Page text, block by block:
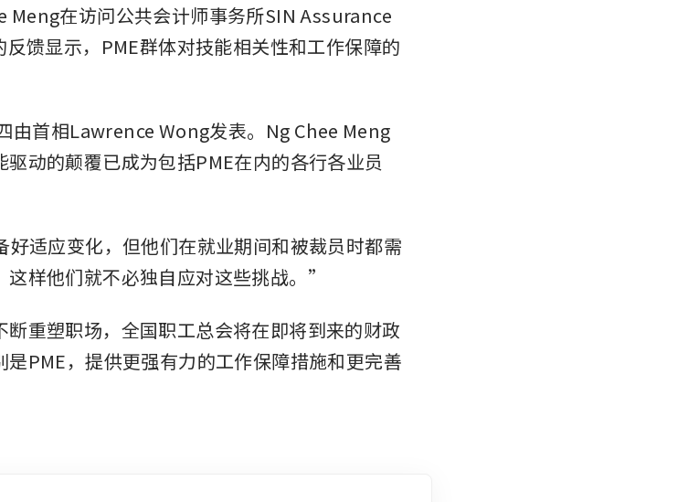
Meng在访问公共会计师事务所SIN Assurance
馈显示，PME群体对技能相关性和工作保障的
由首相Lawrence Wong发表。Ng Chee Meng
动的颠覆已成为包括PME在内的各行各业员
适应变化，但他们在就业期间和被裁员时都需
样他们就不必独自应对这些挑战。”
重塑职场，全国职工总会将在即将到来的财政
PME，提供更强有力的工作保障措施和更完善